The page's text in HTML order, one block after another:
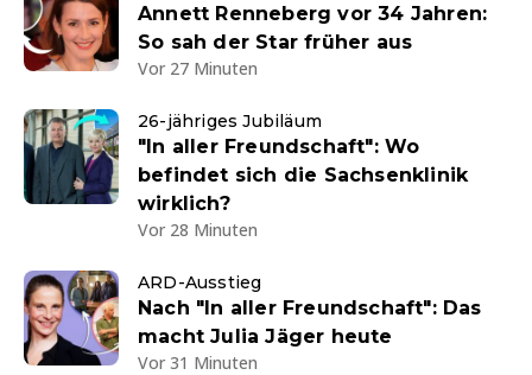
Annett Renneberg vor 34 Jahren:
So sah der Star früher aus
Vor 27 Minuten
26-jähriges Jubiläum
"In aller Freundschaft": Wo
befindet sich die Sachsenklinik
wirklich?
Vor 28 Minuten
ARD-Ausstieg
Nach "In aller Freundschaft": Das
macht Julia Jäger heute
Vor 31 Minuten